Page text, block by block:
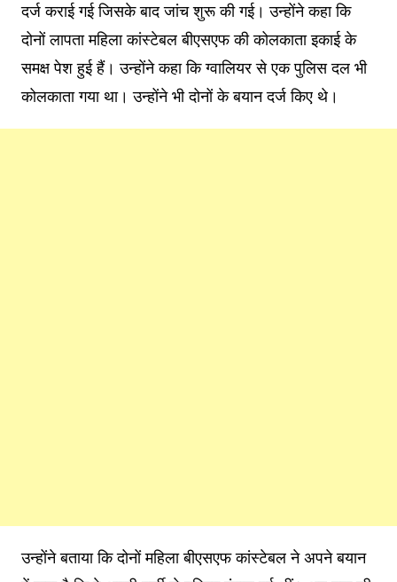
दर्ज कराई गई जिसके बाद जांच शुरू की गई। उन्होंने कहा कि
दोनों लापता महिला कांस्टेबल बीएसएफ की कोलकाता इकाई के
समक्ष पेश हुई हैं। उन्होंने कहा कि ग्वालियर से एक पुलिस दल भी
कोलकाता गया था। उन्होंने भी दोनों के बयान दर्ज किए थे।
उन्होंने बताया कि दोनों महिला बीएसएफ कांस्टेबल ने अपने बयान